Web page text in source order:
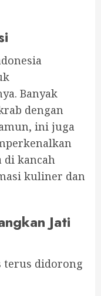
Banyak
dengan
ini juga
di kancah
kuliner dan
Jati
terus didorong